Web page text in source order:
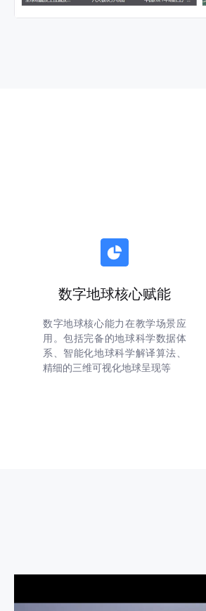
数字地球核心赋能
数字地球核心能力在教学场景应
用。包括完备的地球科学数据体
系、智能化地球科学解译算法、
精细的三维可视化地球呈现等